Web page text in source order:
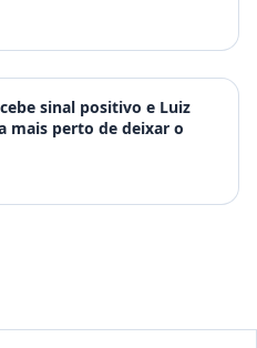
sinal positivo e Luiz
mais perto de deixar o